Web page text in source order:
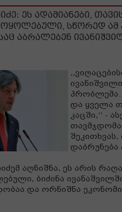
ეს ადამიანები,
სწორედ ამ
აბრალებენ
პრობლემა.
და ყველა
კაცში,’’ -
აღნიშნა, ეს არის
ბიძინა
და ორნიშნა